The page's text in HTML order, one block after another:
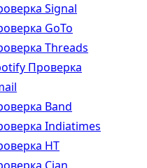
Signal
GoTo
Threads
Проверка
Band
Indiatimes
HT